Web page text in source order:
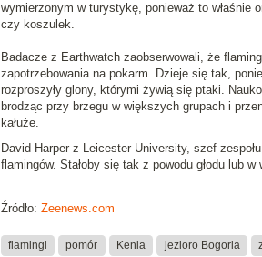
wymierzonym w turystykę, ponieważ to właśnie
czy koszulek.
Badacze z Earthwatch zaobserwowali, że
zapotrzebowania na pokarm. Dzieje się tak,
rozproszyły glony, którymi żywią się ptaki.
brodząc przy brzegu w większych grupach i
kałuże.
David Harperz Leicester University, szef
flamingów. Stałoby się tak z powodu głodu lub
Źródło: Zeenews.com
flamingi pomór Kenia jezioro Bogoria